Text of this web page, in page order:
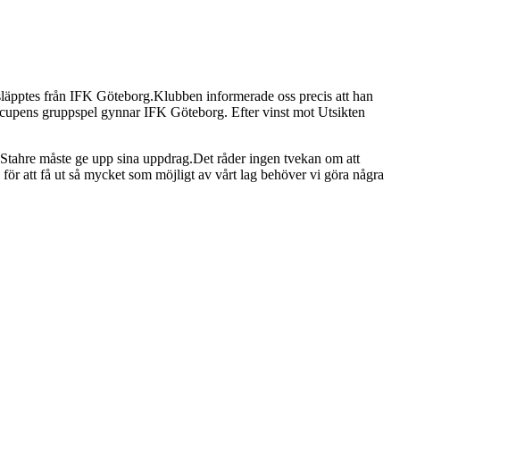
från IFK Göteborg.Klubben informerade oss precis att han
gruppspel gynnar IFK Göteborg. Efter vinst mot Utsikten
måste ge upp sina uppdrag.Det råder ingen tvekan om att
att få ut så mycket som möjligt av vårt lag behöver vi göra några